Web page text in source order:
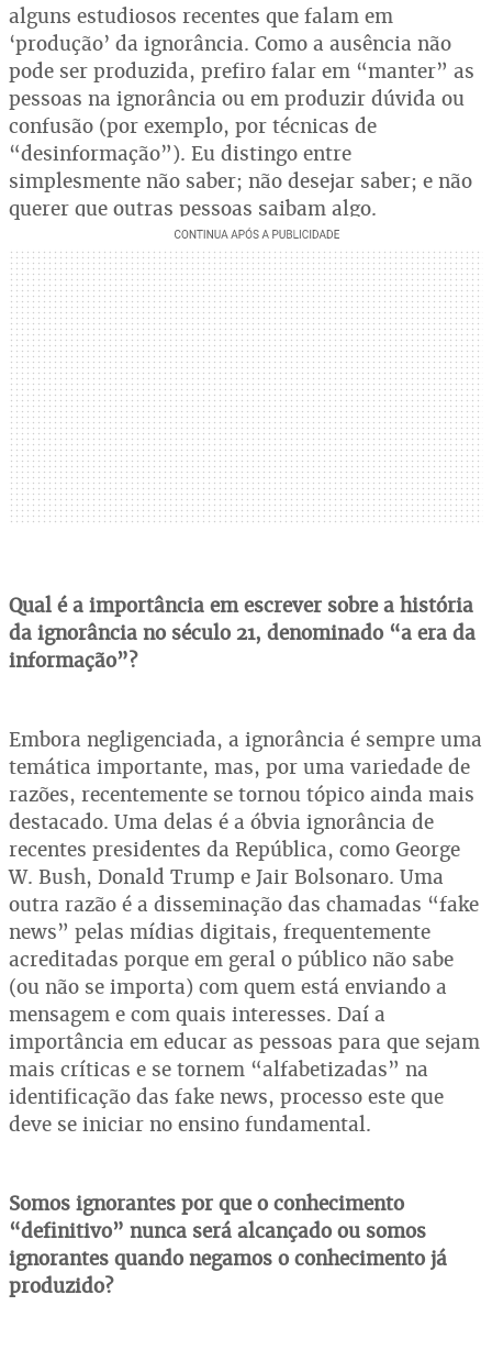
alguns estudiosos recentes que falam em
‘produção’ da ignorância. Como a ausência não
pode ser produzida, prefiro falar em “manter” as
pessoas na ignorância ou em produzir dúvida ou
confusão (por exemplo, por técnicas de
“desinformação”). Eu distingo entre
simplesmente não saber; não desejar saber; e não
querer que outras pessoas saibam algo.
Qual é a importância em escrever sobre a história
da ignorância no século 21, denominado “a era da
informação”?
Embora negligenciada, a ignorância é sempre uma
temática importante, mas, por uma variedade de
razões, recentemente se tornou tópico ainda mais
destacado. Uma delas é a óbvia ignorância de
recentes presidentes da República, como George
W. Bush, Donald Trump e Jair Bolsonaro. Uma
outra razão é a disseminação das chamadas “fake
news” pelas mídias digitais, frequentemente
acreditadas porque em geral o público não sabe
(ou não se importa) com quem está enviando a
mensagem e com quais interesses. Daí a
importância em educar as pessoas para que sejam
mais críticas e se tornem “alfabetizadas” na
identificação das fake news, processo este que
deve se iniciar no ensino fundamental.
Somos ignorantes por que o conhecimento
“definitivo” nunca será alcançado ou somos
ignorantes quando negamos o conhecimento já
produzido?